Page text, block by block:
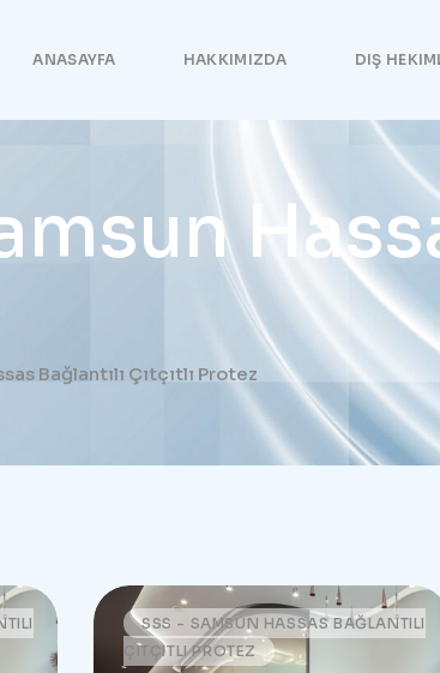
ANASAYFA HAKKIMIZDA DIŞ
Bağlantılı Çıtçıtlı Protez
SSS - SAMSUN HASSAS BAĞLANTILI
ÇITÇITLI PROTEZ